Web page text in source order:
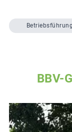
Betriebsführung
BBV-